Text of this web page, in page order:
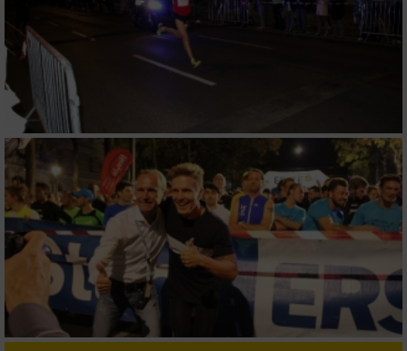
Erstellung von Profilen zur Personalisierung
von Inhalten
Verwendung von Profilen zur Auswahl
personalisierter Inhalte
Messung der Werbeleistung
Messung der Performance von Inhalten
Analyse von Zielgruppen durch Statistiken
oder Kombinationen von Daten aus
verschiedenen Quellen
Entwicklung und Verbesserung der Angebote